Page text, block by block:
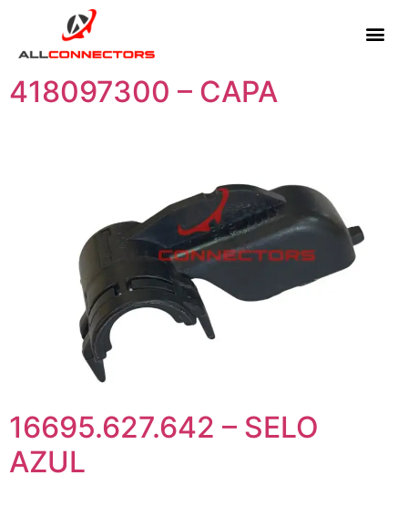
418097300 – CAPA
16695.627.642 – SELO
AZUL